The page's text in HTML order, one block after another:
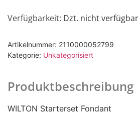
Verfügbarkeit: Dzt. nicht verfügbar
Artikelnummer: 2110000052799
Kategorie: Unkategorisiert
Produktbeschreibung
WILTON Starterset Fondant